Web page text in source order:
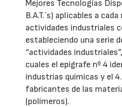
Mejores Tecnologías
B.A.T.´s) aplicables a
actividades industriales
estableciendo una serie
“actividades
cuales el epígrafe nº 4
industrias químicas y el
fabricantes de las
(polímeros).